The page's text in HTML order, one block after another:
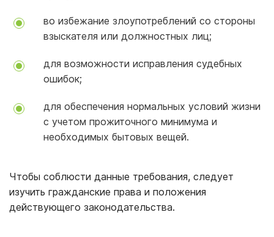
во избежание злоупотреблений со стороны
взыскателя или должностных лиц;
для возможности исправления судебных
ошибок;
для обеспечения нормальных условий жизни
с учетом прожиточного минимума и
необходимых бытовых вещей.
Чтобы соблюсти данные требования, следует
изучить гражданские права и положения
действующего законодательства.